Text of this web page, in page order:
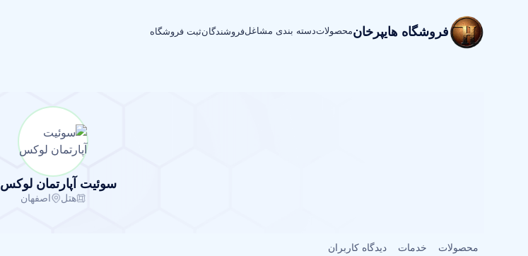
فروشگاه هایپرخانمحصولاتدسته بندی مشاغلفروشندگانثبت فروشگاه
سوئیت آپارتمان لوکس
هتل اصفهان
محصولات خدمات دیدگاه کاربران